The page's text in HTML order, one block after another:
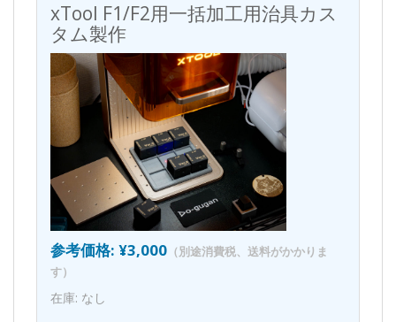
xTool F1/F2用一括加工用治具カス
タム製作
参考価格: ¥3,000 （別途消費税、送料がかかりま
す）
在庫: なし